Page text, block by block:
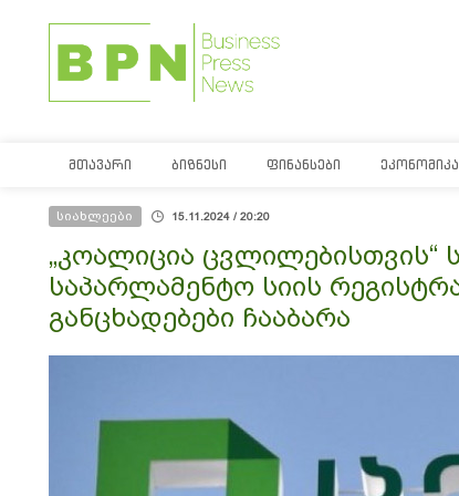
ᲛᲗᲐᲕᲐᲠᲘ ᲑᲘᲖᲜᲔᲡᲘ ᲤᲘᲜᲐᲜᲡᲔᲑᲘ ᲔᲙᲝᲜᲝᲛᲘᲙᲐ
სიახლეები 15.11.2024 / 20:20
„კოალიცია ცვლილებისთვის“
საპარლამენტო სიის
განცხადებები ჩააბარა